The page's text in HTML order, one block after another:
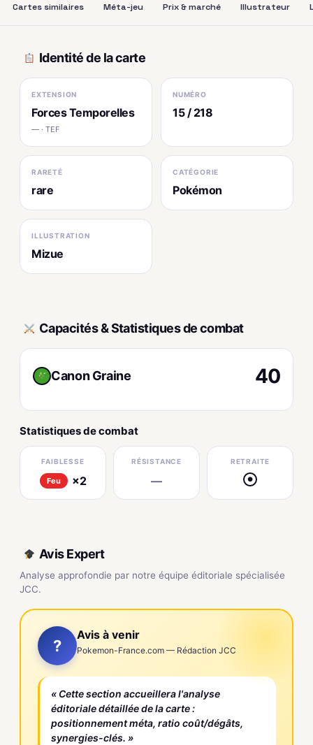
Cartes similaires Méta-jeu Prix & marché Illustrateur
Identité de la carte
EXTENSION
Forces Temporelles
— · TEF
NUMÉRO
15 / 218
RARETÉ
rare
CATÉGORIE
Pokémon
ILLUSTRATION
Mizue
Capacités & Statistiques de combat
Canon Graine 40
Statistiques de combat
FAIBLESSE
Feu ×2
RÉSISTANCE
—
RETRAITE
●
Avis Expert
Analyse approfondie par notre équipe éditoriale spécialisée
JCC.
?
Avis à venir
Pokemon-France.com — Rédaction JCC
« Cette section accueillera l'analyse
éditoriale détaillée de la carte :
positionnement méta, ratio coût/dégâts,
synergies-clés. »